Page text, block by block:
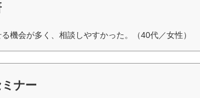
機会が多く、相談しやすかった。（40代／女性）
ナー